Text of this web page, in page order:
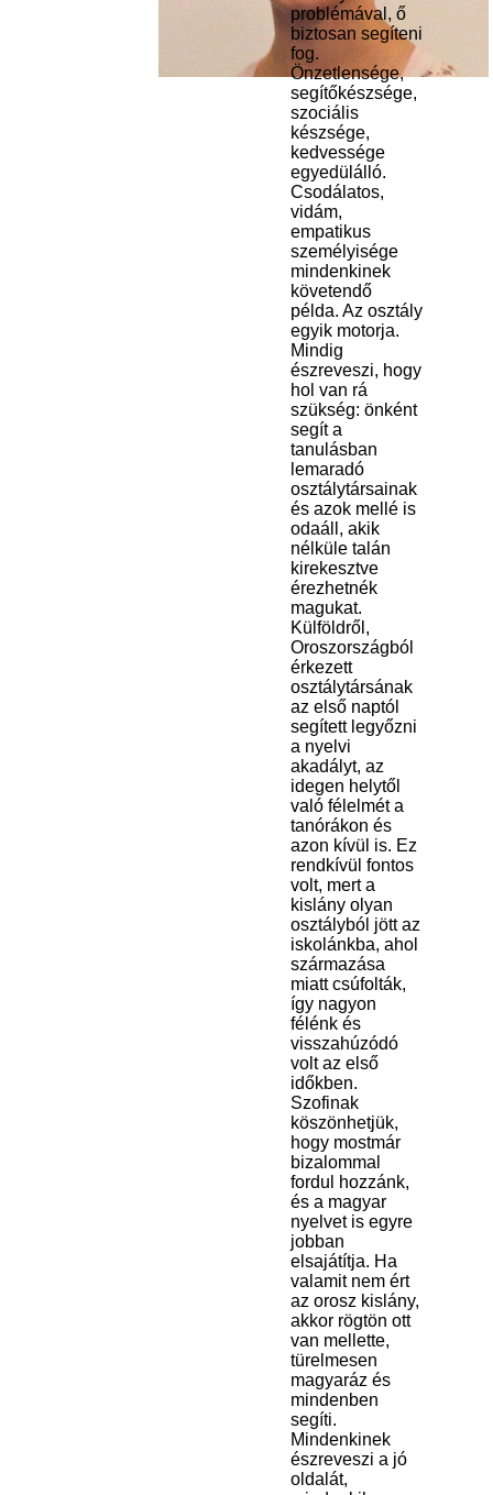
problémával, ő
biztosan segíteni
fog.
Önzetlensége,
segítőkészsége,
szociális
készsége,
kedvessége
egyedülálló.
Csodálatos,
vidám,
empatikus
személyisége
mindenkinek
követendő
példa. Az osztály
egyik motorja.
Mindig
észreveszi, hogy
hol van rá
szükség: önként
segít a
tanulásban
lemaradó
osztálytársainak
és azok mellé is
odaáll, akik
nélküle talán
kirekesztve
érezhetnék
magukat.
Külföldről,
Oroszországból
érkezett
osztálytársának
az első naptól
segített legyőzni
a nyelvi
akadályt, az
idegen helytől
való félelmét a
tanórákon és
azon kívül is. Ez
rendkívül fontos
volt, mert a
kislány olyan
osztályból jött az
iskolánkba, ahol
származása
miatt csúfolták,
így nagyon
félénk és
visszahúzódó
volt az első
időkben.
Szofinak
köszönhetjük,
hogy mostmár
bizalommal
fordul hozzánk,
és a magyar
nyelvet is egyre
jobban
elsajátítja. Ha
valamit nem ért
az orosz kislány,
akkor rögtön ott
van mellette,
türelmesen
magyaráz és
mindenben
segíti.
Mindenkinek
észreveszi a jó
oldalát,